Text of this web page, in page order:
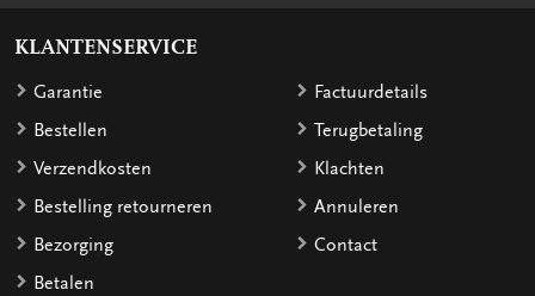
KLANTENSERVICE
Garantie
Bestellen
Verzendkosten
Bestelling retourneren
Bezorging
Betalen
Factuurdetails
Terugbetaling
Klachten
Annuleren
Contact